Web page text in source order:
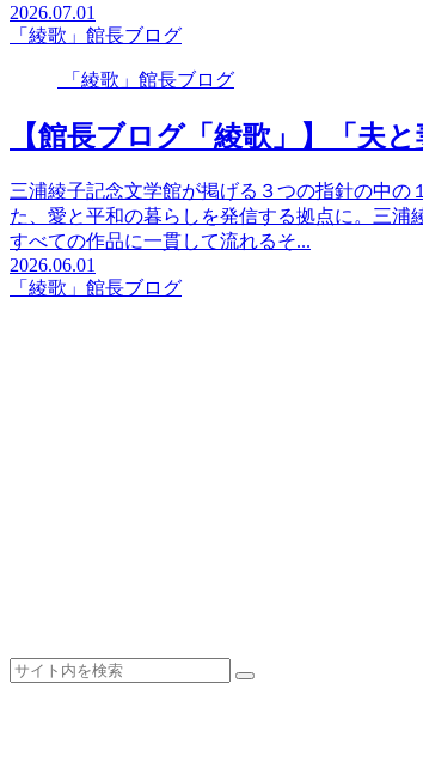
2026.07.01
「綾歌」館長ブログ
「綾歌」館長ブログ
【館長ブログ「綾歌」】「夫
三浦綾子記念文学館が掲げる３つの指針の中
た、愛と平和の暮らしを発信する拠点に。三浦
すべての作品に一貫して流れるそ...
2026.06.01
「綾歌」館長ブログ